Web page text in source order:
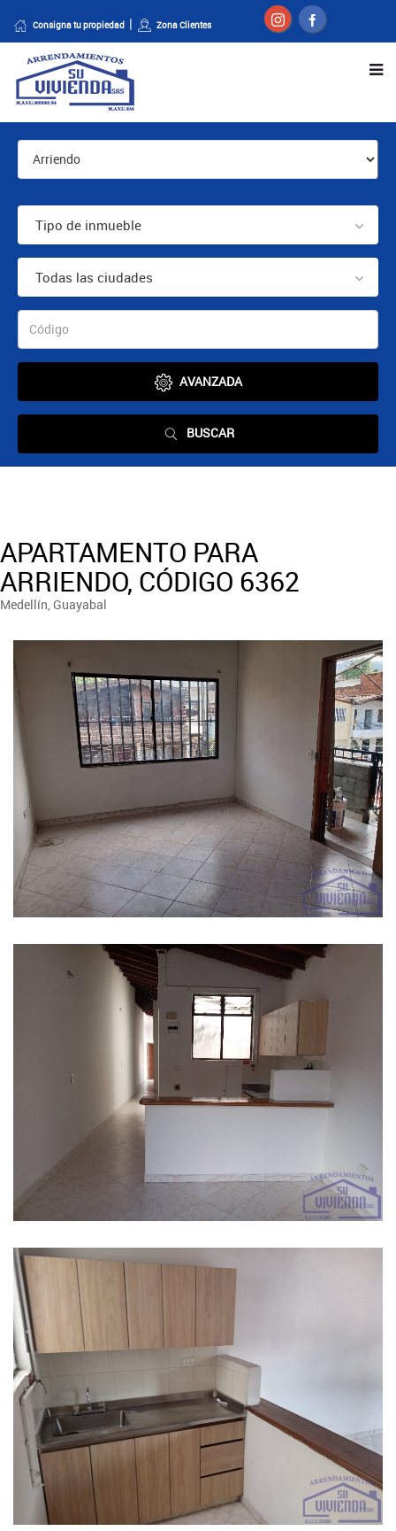
Consigna tu propiedad Zona Clientes
Tipo de inmueble
Todas las ciudades
AVANZADA
BUSCAR
APARTAMENTO PARA
ARRIENDO, CÓDIGO 6362
Medellín, Guayabal